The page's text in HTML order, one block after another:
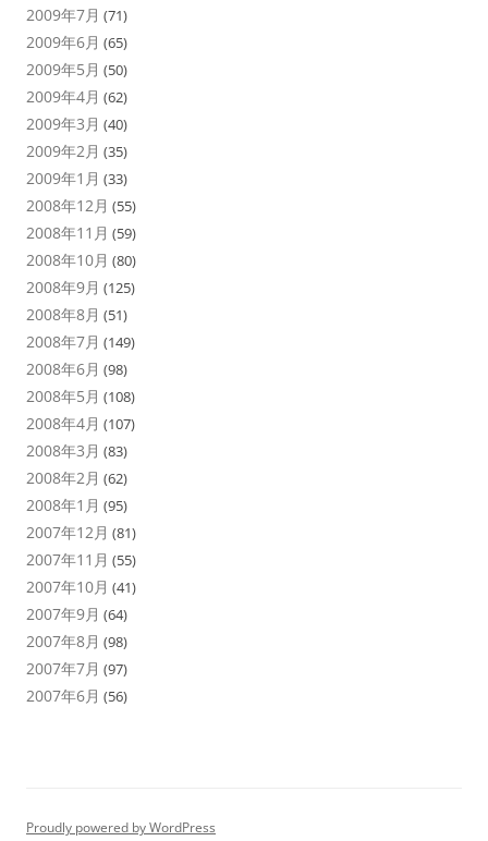
2009年7月 (71)
2009年6月 (65)
2009年5月 (50)
2009年4月 (62)
2009年3月 (40)
2009年2月 (35)
2009年1月 (33)
2008年12月 (55)
2008年11月 (59)
2008年10月 (80)
2008年9月 (125)
2008年8月 (51)
2008年7月 (149)
2008年6月 (98)
2008年5月 (108)
2008年4月 (107)
2008年3月 (83)
2008年2月 (62)
2008年1月 (95)
2007年12月 (81)
2007年11月 (55)
2007年10月 (41)
2007年9月 (64)
2007年8月 (98)
2007年7月 (97)
2007年6月 (56)
Proudly powered by WordPress